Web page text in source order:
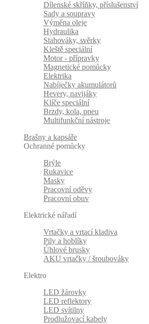
Dílenské skříňky, příslušenství
Sady a soupravy
Výměna oleje
Hydraulika
Stahováky, svěrky
Kleště speciální
Motor - přípravky
Magnetické pomůcky
Elektrika
Nabíječky akumulátorů
Hevery, navijáky
Klíče speciální
Brzdy, kola, pneu
Multifunkční nástroje
Brašny a kapsáře
Ochranné pomůcky
Brýle
Rukavice
Masky
Pracovní oděvy
Pracovní obuv
Elektrické nářadí
Vrtačky a vrtací kladiva
Pily a hoblíky
Úhlové brusky
AKU vrtačky / šroubováky
Elektro
LED žárovky
LED reflektory
LED svítilny
Prodlužovací kabely